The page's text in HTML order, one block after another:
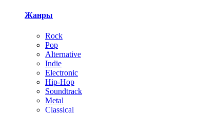
Жанры
Rock
Pop
Alternative
Indie
Electronic
Hip-Hop
Soundtrack
Metal
Classical